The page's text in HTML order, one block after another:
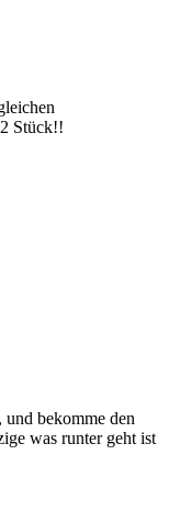
Stück!!
bekomme den
was runter geht ist